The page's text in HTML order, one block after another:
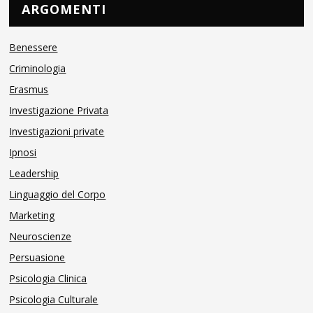
ARGOMENTI
Benessere
Criminologia
Erasmus
Investigazione Privata
Investigazioni private
Ipnosi
Leadership
Linguaggio del Corpo
Marketing
Neuroscienze
Persuasione
Psicologia Clinica
Psicologia Culturale